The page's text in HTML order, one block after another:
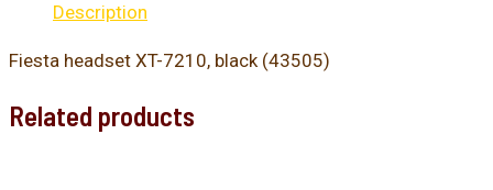
Description
Fiesta headset XT-7210, black (43505)
Related products